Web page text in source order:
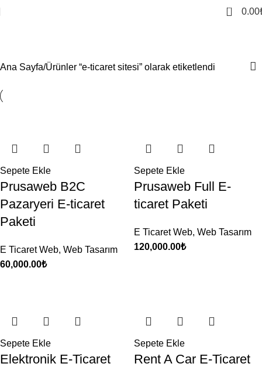
0 0.00
Ana Sayfa Ürünler “e-ticaret sitesi” olarak etiketlendi
Sepete Ekle
Prusaweb B2C
Pazaryeri E-ticaret
Paketi
E Ticaret Web, Web Tasarım
60,000.00₺
Sepete Ekle
Prusaweb Full E-
ticaret Paketi
E Ticaret Web, Web Tasarım
120,000.00₺
Sepete Ekle
Elektronik E-Ticaret
Sepete Ekle
Rent A Car E-Ticaret